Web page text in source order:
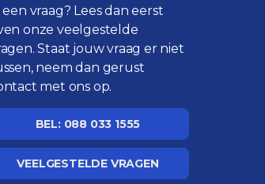
een vraag? Lees dan eerst
onzeveelgestelde
. Staat jouw vraag er niet
neem dan gerust
met ons op.
BEL: 088 033 1555
VEELGESTELDE VRAGEN